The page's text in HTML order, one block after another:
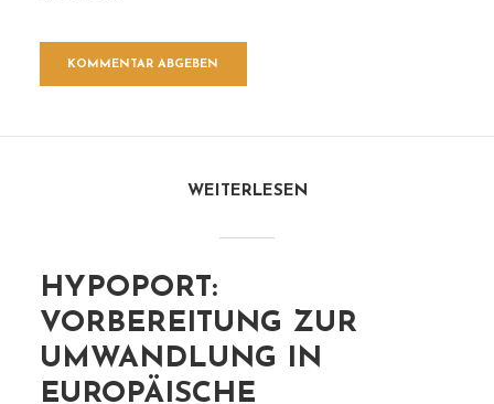
WEITERLESEN
HYPOPORT:
VORBEREITUNG ZUR
UMWANDLUNG IN
EUROPÄISCHE